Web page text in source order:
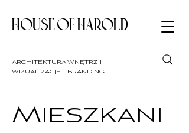
architektura wnętrz |
wizualizacje | branding
HOUSE OF HAROLD
Mieszkani